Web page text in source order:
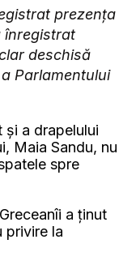
prezența
înregistrat
deschisă
Parlamentului
și a drapelului
Maia Sandu, nu
spre
a ținut
privire la